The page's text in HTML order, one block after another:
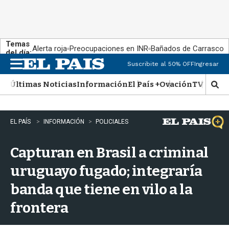
Temas
del día:Alerta roja Preocupaciones en INR Bañados de Carrasco
n
u
Suscribite al 50% OFFIngresar
Últimas NoticiasInformaciónEl País +OvaciónTV Show
M
o
s
t
r
EL PAÍS INFORMACIÓN POLICIALES
Capturan en Brasil a criminal
uruguayo fugado; integraría
banda que tiene en vilo a la
frontera